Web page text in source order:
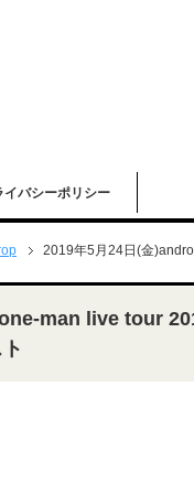
イバシーポリシー
2019年5月24日(金
man live tour